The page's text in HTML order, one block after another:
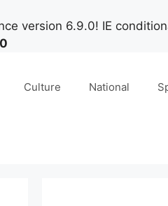
version 6.9.0! IE
Culture National